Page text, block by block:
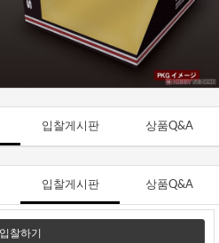
입찰게시판 상품Q&A
입찰게시판 상품Q&A
입찰하기